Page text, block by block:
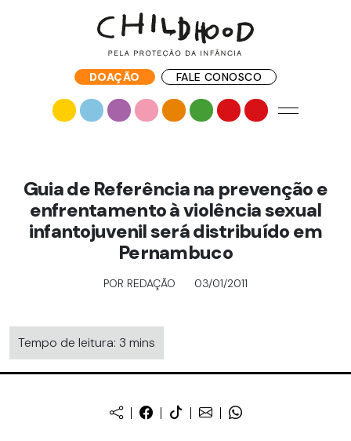
DOAÇÃO FALE CONOSCO
Guia de Referência na prevenção e
enfrentamento à violência sexual
infantojuvenil será distribuído em
Pernambuco
POR REDAÇÃO 03/01/2011
Tempo de leitura: 3 mins